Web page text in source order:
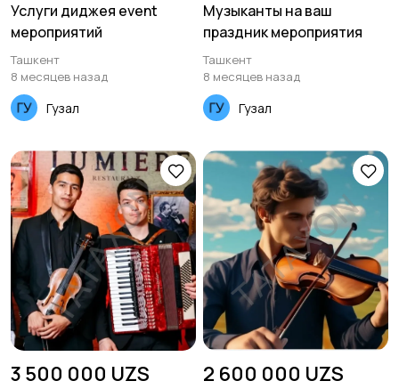
Услуги диджея event
мероприятий
Ташкент
8 месяцев назад
Гузал
Музыканты на ваш
праздник мероприятия
Ташкент
8 месяцев назад
Гузал
3 500 000 UZS 2 600 000 UZS